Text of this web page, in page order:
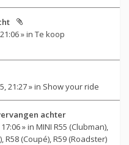
» in Te koop
21:27 » in Show your ride
achter
» in MINI R55 (Clubman),
R58 (Coupé), R59 (Roadster)